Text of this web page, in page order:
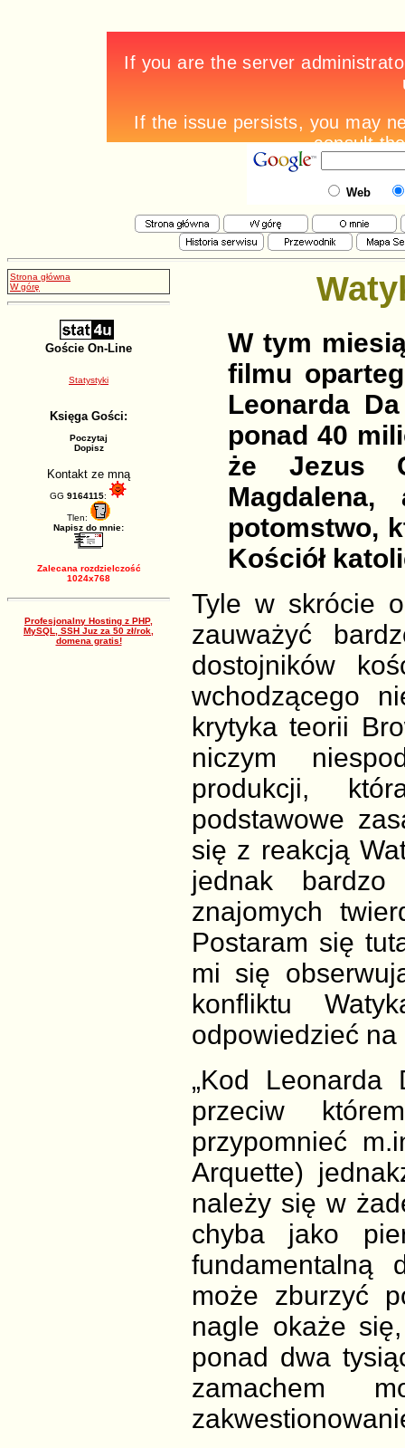
Web
Strona główna
W górę
Goście On-Line
Statystyki
Księga Gości:
Poczytaj
Dopisz
Kontakt ze mną
GG 9164115:
Tlen:
Napisz do mnie:
Zalecana rozdzielczość
1024x768
Profesjonalny Hosting z PHP,
MySQL, SSH Juz za 50 zł/rok,
domena gratis!
W tym
filmu
Leonarda
ponad 40
że Jezus
potomstwo,
Kościół
Tyle w skrócie
zauważyć
dostojników
wchodzącego
krytyka teorii
niczym
produkcji,
podstawowe
się z reakcją
jednak
znajomych
Postaram się
mi się
konfliktu
odpowiedzieć na
„Kod Leonarda
przeciw
przypomnieć
Arquette)
należy się w
chyba jako
fundamentalną
może zburzyć
nagle okaże
ponad dwa
zamachem